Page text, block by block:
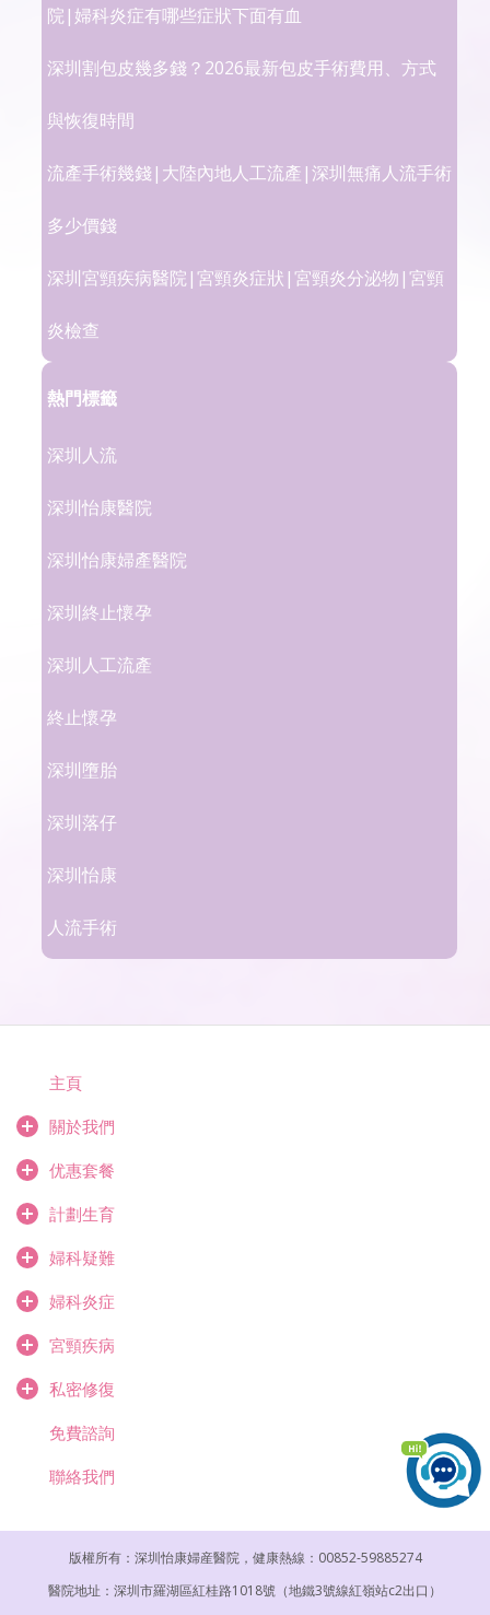
院|婦科炎症有哪些症狀下面有血
深圳割包皮幾多錢？2026最新包皮手術費用、方式
與恢復時間
流產手術幾錢|大陸內地人工流產|深圳無痛人流手術
多少價錢
深圳宮頸疾病醫院|宮頸炎症狀|宮頸炎分泌物|宮頸
炎檢查
熱門標籤
深圳人流
深圳怡康醫院
深圳怡康婦產醫院
深圳終止懷孕
深圳人工流產
終止懷孕
深圳墮胎
深圳落仔
深圳怡康
人流手術
主頁
關於我們
优惠套餐
計劃生育
婦科疑難
婦科炎症
宮頸疾病
私密修復
免費諮詢
聯絡我們
版權所有：深圳怡康婦産醫院，健康熱線：00852-59885274
醫院地址：深圳市羅湖區紅桂路1018號（地鐵3號線紅嶺站c2出口）